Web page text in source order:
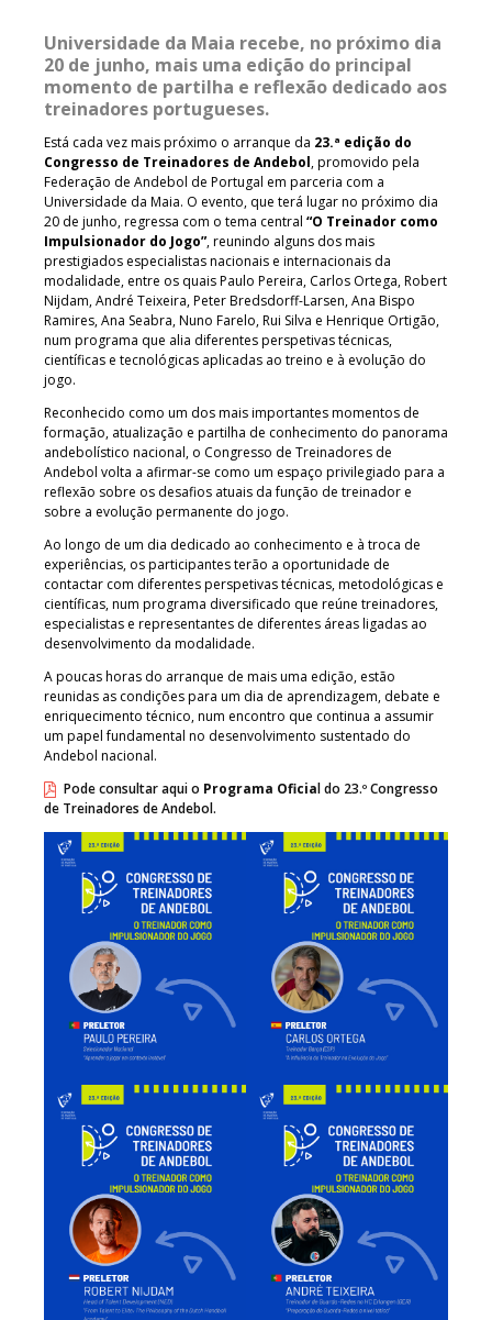
Universidade da Maia recebe, no próximo dia
20 de junho, mais uma edição do principal
momento de partilha e reflexão dedicado aos
treinadores portugueses.
Está cada vez mais próximo o arranque da 23.ª edição do
Congresso de Treinadores de Andebol, promovido pela
Federação de Andebol de Portugal em parceria com a
Universidade da Maia. O evento, que terá lugar no próximo dia
20 de junho, regressa com o tema central “O Treinador como
Impulsionador do Jogo”, reunindo alguns dos mais
prestigiados especialistas nacionais e internacionais da
modalidade, entre os quais Paulo Pereira, Carlos Ortega, Robert
Nijdam, André Teixeira, Peter Bredsdorff-Larsen, Ana Bispo
Ramires, Ana Seabra, Nuno Farelo, Rui Silva e Henrique Ortigão,
num programa que alia diferentes perspetivas técnicas,
científicas e tecnológicas aplicadas ao treino e à evolução do
jogo.
Reconhecido como um dos mais importantes momentos de
formação, atualização e partilha de conhecimento do panorama
andebolístico nacional, o Congresso de Treinadores de
Andebol volta a afirmar-se como um espaço privilegiado para a
reflexão sobre os desafios atuais da função de treinador e
sobre a evolução permanente do jogo.
Ao longo de um dia dedicado ao conhecimento e à troca de
experiências, os participantes terão a oportunidade de
contactar com diferentes perspetivas técnicas, metodológicas e
científicas, num programa diversificado que reúne treinadores,
especialistas e representantes de diferentes áreas ligadas ao
desenvolvimento da modalidade.
A poucas horas do arranque de mais uma edição, estão
reunidas as condições para um dia de aprendizagem, debate e
enriquecimento técnico, num encontro que continua a assumir
um papel fundamental no desenvolvimento sustentado do
Andebol nacional.
Pode consultar aqui o Programa Oficial do 23.º Congresso
de Treinadores de Andebol.